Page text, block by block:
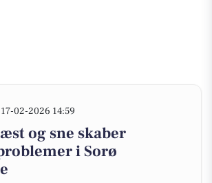
17-02-2026 14:59
og sne skaber
i Sorø